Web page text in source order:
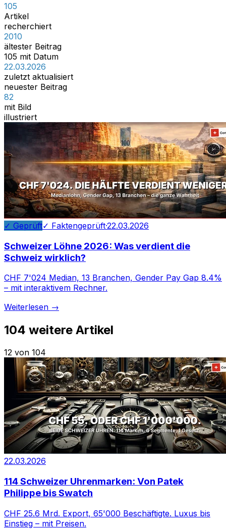
105
Artikel
recherchiert
2010
ältester Beitrag
105 mit Datum
22.03.2026
zuletzt aktualisiert
neuester Beitrag
82
mit Bild
illustriert
✓ Geprüft✓ Faktengeprüft·22.03.2026
Schweizer Löhne 2026: Was verdient die
Schweiz wirklich?
CHF 7'024 Median, 13 Branchen, Gender Pay Gap 8.4%
– mit interaktivem Rechner.
Weiterlesen →
104 weitere Artikel
12 von 104
22.03.2026
114 Schweizer Uhrenmarken: Von Patek
Philippe bis Swatch
CHF 25.6 Mrd. Export, 65'000 Beschäftigte. Luxus bis
Einstieg – mit Preisen.